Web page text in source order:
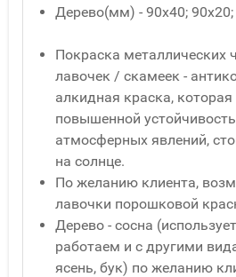
Дерево(мм) - 90x40; 90x20;
Покраска металлических
лавочек / скамеек -
алкидная краска,
повышенной
атмосферных явлений,
на солнце.
По желанию клиента,
лавочки порошковой
Дерево - сосна
работаем и с другими
ясень, бук) по желанию